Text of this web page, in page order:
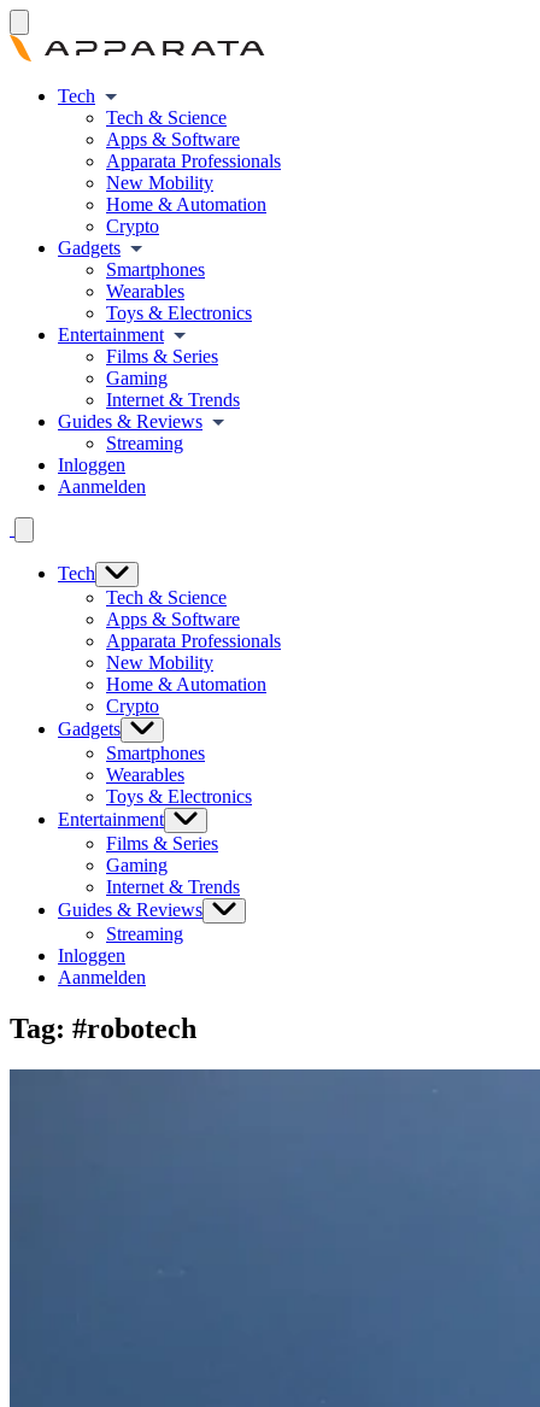
Tech
Tech & Science
Apps & Software
Apparata Professionals
New Mobility
Home & Automation
Crypto
Gadgets
Smartphones
Wearables
Toys & Electronics
Entertainment
Films & Series
Gaming
Internet & Trends
Guides & Reviews
Streaming
Inloggen
Aanmelden
Tech
Tech & Science
Apps & Software
Apparata Professionals
New Mobility
Home & Automation
Crypto
Gadgets
Smartphones
Wearables
Toys & Electronics
Entertainment
Films & Series
Gaming
Internet & Trends
Guides & Reviews
Streaming
Inloggen
Aanmelden
Tag: #robotech